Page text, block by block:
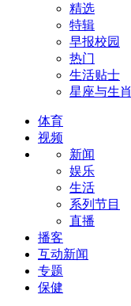
精选
特辑
早报校园
热门
生活贴士
星座与生肖
体育
视频
新闻
娱乐
生活
系列节目
直播
播客
互动新闻
专题
保健